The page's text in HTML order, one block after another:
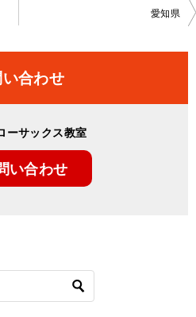
愛知県
合わせ
ーサックス教室
い合わせ